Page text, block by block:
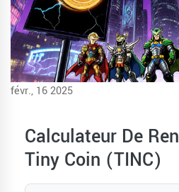
févr., 16 2025
Calculateur De
Tiny Coin (TINC)